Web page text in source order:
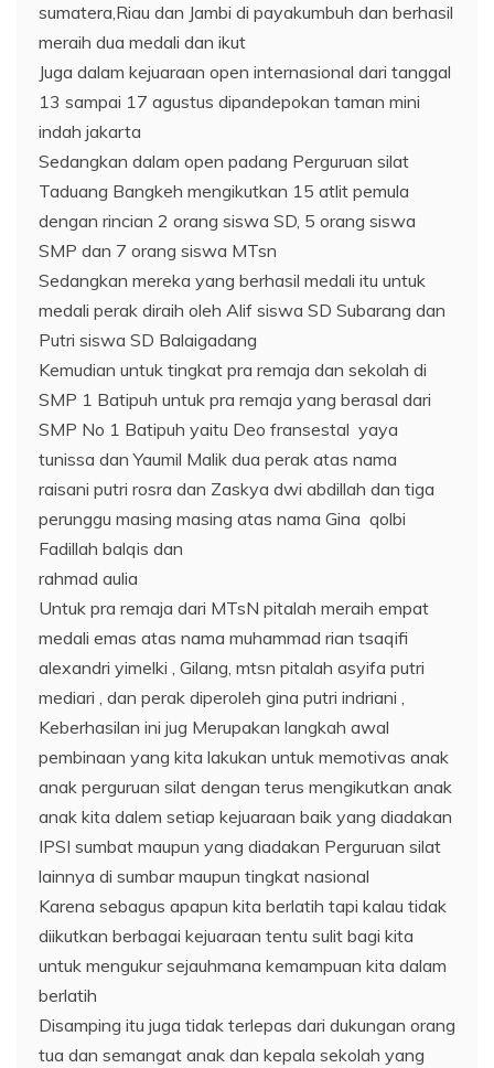
sumatera,Riau dan Jambi di payakumbuh dan berhasil
meraih dua medali dan ikut
Juga dalam kejuaraan open internasional dari tanggal
13 sampai 17 agustus dipandepokan taman mini
indah jakarta
Sedangkan dalam open padang Perguruan silat
Taduang Bangkeh mengikutkan 15 atlit pemula
dengan rincian 2 orang siswa SD, 5 orang siswa
SMP dan 7 orang siswa MTsn
Sedangkan mereka yang berhasil medali itu untuk
medali perak diraih oleh Alif siswa SD Subarang dan
Putri siswa SD Balaigadang
Kemudian untuk tingkat pra remaja dan sekolah di
SMP 1 Batipuh untuk pra remaja yang berasal dari
SMP No 1 Batipuh yaitu Deo fransestal yaya
tunissa dan Yaumil Malik dua perak atas nama
raisani putri rosra dan Zaskya dwi abdillah dan tiga
perunggu masing masing atas nama Gina qolbi
Fadillah balqis dan
rahmad aulia
Untuk pra remaja dari MTsN pitalah meraih empat
medali emas atas nama muhammad rian tsaqifi
alexandri yimelki , Gilang, mtsn pitalah asyifa putri
mediari , dan perak diperoleh gina putri indriani ,
Keberhasilan ini jug Merupakan langkah awal
pembinaan yang kita lakukan untuk memotivas anak
anak perguruan silat dengan terus mengikutkan anak
anak kita dalem setiap kejuaraan baik yang diadakan
IPSI sumbat maupun yang diadakan Perguruan silat
lainnya di sumbar maupun tingkat nasional
Karena sebagus apapun kita berlatih tapi kalau tidak
diikutkan berbagai kejuaraan tentu sulit bagi kita
untuk mengukur sejauhmana kemampuan kita dalam
berlatih
Disamping itu juga tidak terlepas dari dukungan orang
tua dan semangat anak dan kepala sekolah yang